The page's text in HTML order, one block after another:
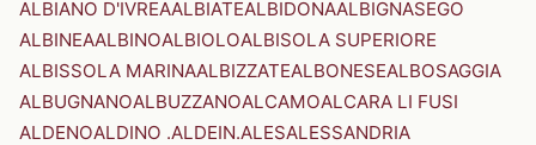
ALBIANO D'IVREAALBIATEALBIDONAALBIGNASEGO
ALBINEAALBINOALBIOLOALBISOLA SUPERIORE
ALBISSOLA MARINAALBIZZATEALBONESEALBOSAGGIA
ALBUGNANOALBUZZANOALCAMOALCARA LI FUSI
ALDENOALDINO .ALDEIN.ALESALESSANDRIA